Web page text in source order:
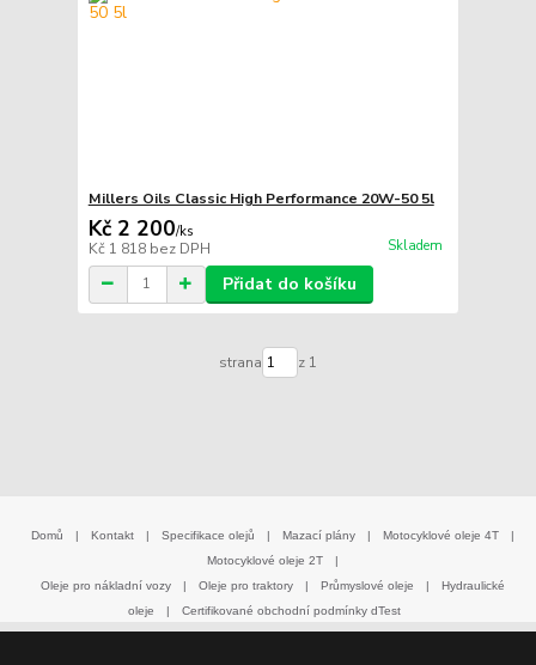
Millers Oils Classic High Performance 20W-50 5l
Kč 2 200/ks
Kč 1 818 bez DPH Skladem
Přidat do košíku
strana z 1
Domů | Kontakt | Specifikace olejů | Mazací plány | Motocyklové oleje 4T
|
Motocyklové oleje 2T
|
Oleje pro nákladní vozy
| Oleje pro traktory | Průmyslové oleje |
Hydraulické
oleje
| Certifikované obchodní podmínky dTest